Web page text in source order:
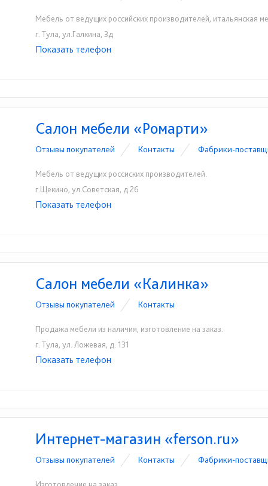
Мебель от ведущих российских производителей, итальянская
г. Тула, ул.Галкина, 3д
☎+7(4872)700-360
Показать телефон
Салон мебели «Ромарти»
Отзывы покупателей Контакты Фабрики-
Мебель от ведущих россиских производителей.
г.Щекино, ул.Советская, д.26
☎+7(48751)9-07-47
Показать телефон
Салон мебели «Калинка»
Отзывы покупателей Контакты
Продажа мебели из наличия, изготовление на заказ.
г. Тула, ул. Ложевая, д. 131
☎+7(4872)42-82-86
Показать телефон
Интернет-магазин «ferson.ru»
Отзывы покупателей Контакты Фабрики-